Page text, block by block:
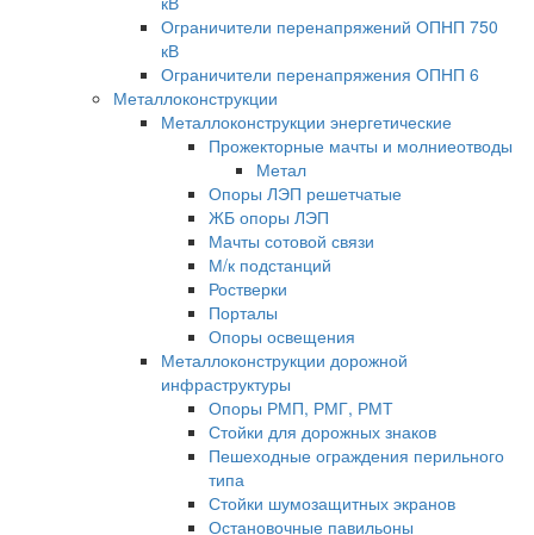
Ограничители перенапряжений ОПНП 750
кВ
Ограничители перенапряжения ОПНП 6
Металлоконструкции
Металлоконструкции энергетические
Прожекторные мачты и молниеотводы
Метал
Опоры ЛЭП решетчатые
ЖБ опоры ЛЭП
Мачты сотовой связи
М/к подстанций
Ростверки
Порталы
Опоры освещения
Металлоконструкции дорожной
инфраструктуры
Опоры РМП, РМГ, РМТ
Стойки для дорожных знаков
Пешеходные ограждения перильного
типа
Стойки шумозащитных экранов
Остановочные павильоны